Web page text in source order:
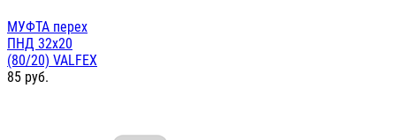
МУФТА перех
ПНД 32х20
(80/20) VALFEX
85 руб.